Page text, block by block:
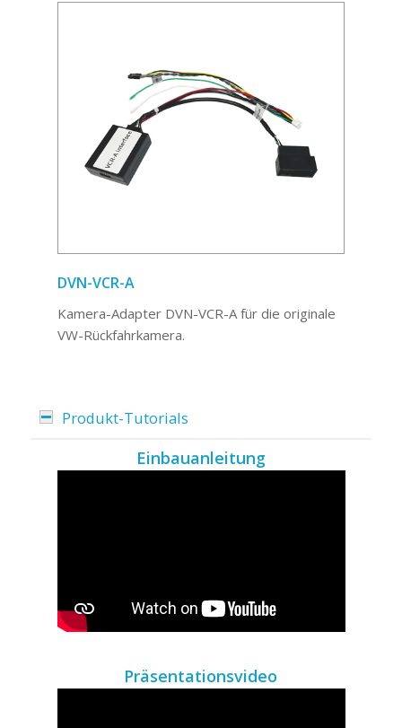
DVN-VCR-A
Kamera-Adapter DVN-VCR-A für die originale
VW-Rückfahrkamera.
Produkt-Tutorials
Einbauanleitung
Präsentationsvideo